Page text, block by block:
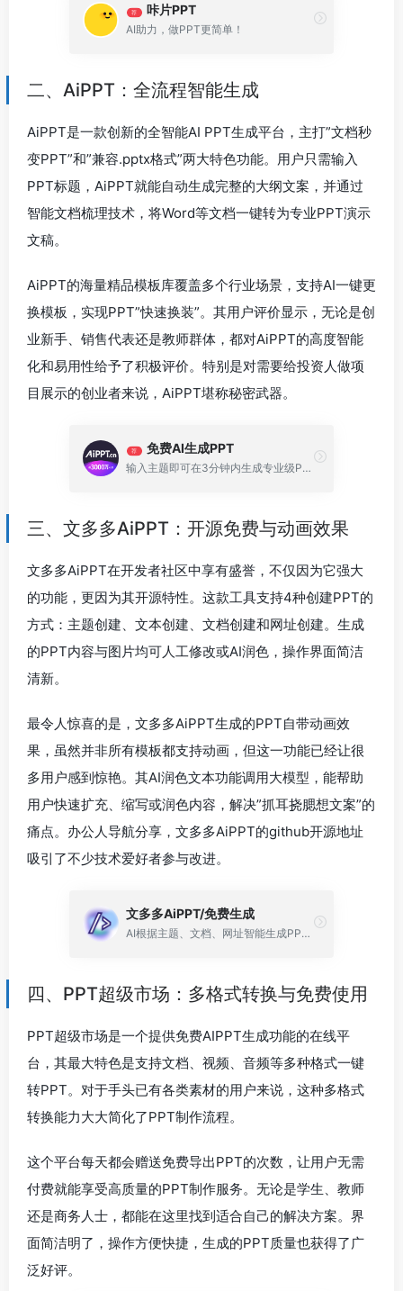
荐 咔片PPT
AI助力，做PPT更简单！
二、AiPPT：全流程智能生成
AiPPT是一款创新的全智能AI PPT生成平台，主打”文档秒
变PPT”和”兼容.pptx格式”两大特色功能。用户只需输入
PPT标题，AiPPT就能自动生成完整的大纲文案，并通过
智能文档梳理技术，将Word等文档一键转为专业PPT演示
文稿。
AiPPT的海量精品模板库覆盖多个行业场景，支持AI一键更
换模板，实现PPT”快速换装”。其用户评价显示，无论是创
业新手、销售代表还是教师群体，都对AiPPT的高度智能
化和易用性给予了积极评价。特别是对需要给投资人做项
目展示的创业者来说，AiPPT堪称秘密武器。
荐 免费AI生成PPT
输入主题即可在3分钟内生成专业级PPT
三、文多多AiPPT：开源免费与动画效果
文多多AiPPT在开发者社区中享有盛誉，不仅因为它强大
的功能，更因为其开源特性。这款工具支持4种创建PPT的
方式：主题创建、文本创建、文档创建和网址创建。生成
的PPT内容与图片均可人工修改或AI润色，操作界面简洁
清新。
最令人惊喜的是，文多多AiPPT生成的PPT自带动画效
果，虽然并非所有模板都支持动画，但这一功能已经让很
多用户感到惊艳。其AI润色文本功能调用大模型，能帮助
用户快速扩充、缩写或润色内容，解决”抓耳挠腮想文案”的
痛点。办公人导航分享，文多多AiPPT的github开源地址
吸引了不少技术爱好者参与改进。
文多多AiPPT/免费生成
AI根据主题、文档、网址智能生成PPT文档，同时支持在线编辑、美化、排版、导出、一键动效、自动生成演讲稿等功能
四、PPT超级市场：多格式转换与免费使用
PPT超级市场是一个提供免费AIPPT生成功能的在线平
台，其最大特色是支持文档、视频、音频等多种格式一键
转PPT。对于手头已有各类素材的用户来说，这种多格式
转换能力大大简化了PPT制作流程。
这个平台每天都会赠送免费导出PPT的次数，让用户无需
付费就能享受高质量的PPT制作服务。无论是学生、教师
还是商务人士，都能在这里找到适合自己的解决方案。界
面简洁明了，操作方便快捷，生成的PPT质量也获得了广
泛好评。